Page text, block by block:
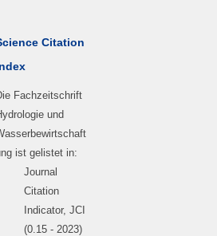
Citation
Fachzeitschrift
und
ist gelistet in:
Journal
Citation
Indicator, JCI
(0.15 - 2023)